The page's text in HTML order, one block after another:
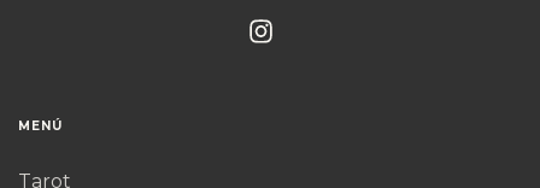
MENÚ
Tarot